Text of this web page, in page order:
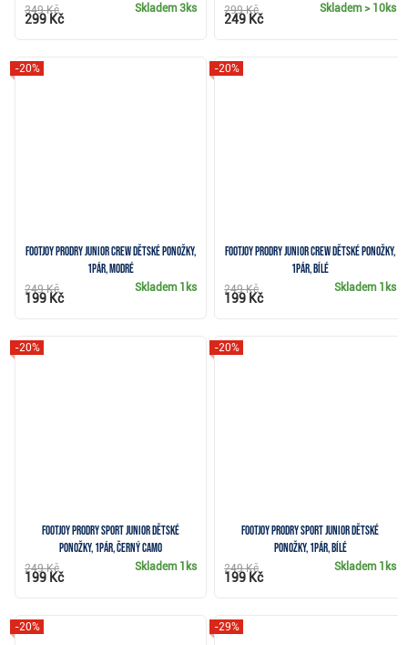
Skladem3ks
349 Kč
299 Kč
Skladem> 10ks
299 Kč
249 Kč
FootJoy ProDry Junior Crew dětské ponožky,
1pár, modré
-20%
Skladem 1ks
249 Kč
199 Kč
FootJoy ProDry Junior Crew dětské ponožky,
1pár, bílé
-20%
Skladem 1ks
249 Kč
199 Kč
FootJoy ProDry Sport Junior dětské
ponožky, 1pár, černý camo
-20%
Skladem 1ks
249 Kč
199 Kč
FootJoy ProDry Sport Junior dětské
ponožky, 1pár, bílé
-20%
Skladem 1ks
249 Kč
199 Kč
-20% -29%